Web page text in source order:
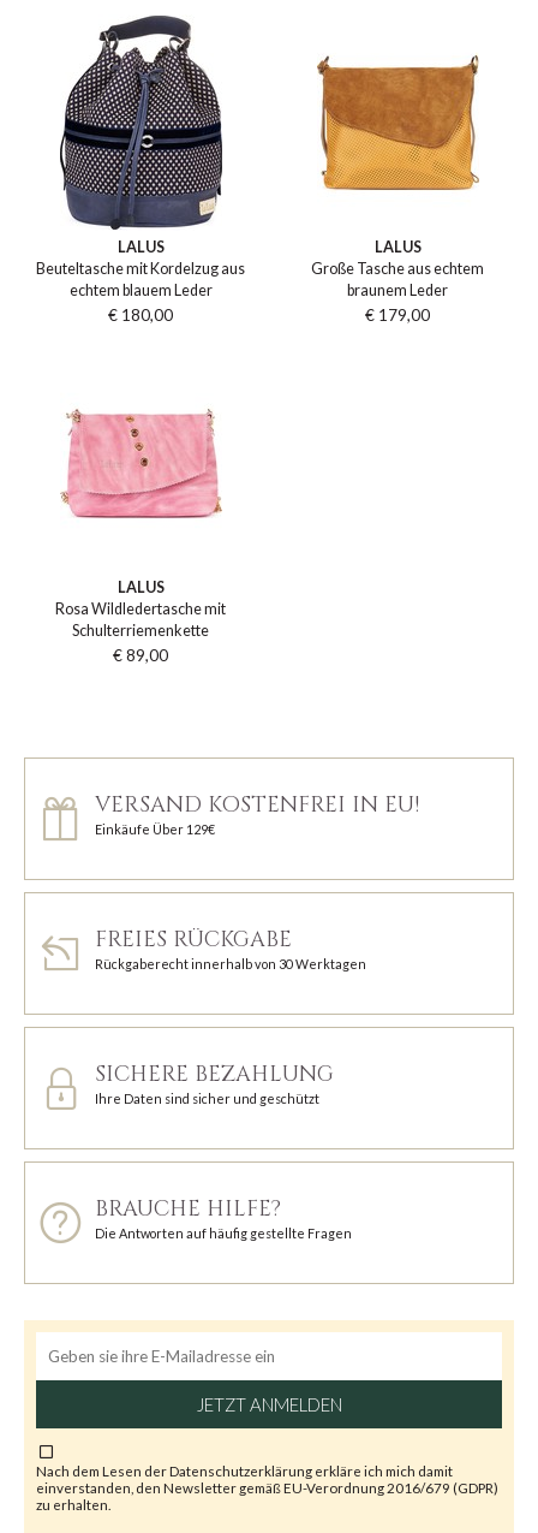
LALUS
Beuteltasche mit Kordelzug aus
echtem blauem Leder
€ 180,00
LALUS
Große Tasche aus echtem
braunem Leder
€ 179,00
LALUS
Rosa Wildledertasche mit
Schulterriemenkette
€ 89,00
VERSAND KOSTENFREI IN EU!
Einkäufe Über 129€
FREIES RÜCKGABE
Rückgaberecht innerhalb von 30 Werktagen
SICHERE BEZAHLUNG
Ihre Daten sind sicher und geschützt
BRAUCHE HILFE?
Die Antworten auf häufig gestellte Fragen
JETZT ANMELDEN
Nach dem Lesen derDatenschutzerklärung erkläre ich mich damit
einverstanden, den Newsletter gemäß EU-Verordnung 2016/679 (GDPR)
zu erhalten.